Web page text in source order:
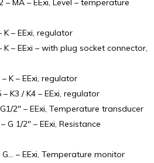
– MA – EExi, Level – temperature
K – EExi, regulator
K – EExi – with plug socket connector,
K – EExi, regulator
K3 / K4 – EExi, regulator
2″ – EExi, Temperature transducer
G 1/2″ – EExi, Resistance
– EExi, Temperature monitor